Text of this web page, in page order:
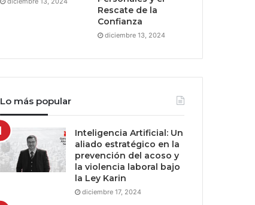
Rescate de la
Confianza
diciembre 13, 2024
Lo más popular
Inteligencia Artificial: Un
aliado estratégico en la
prevención del acoso y
la violencia laboral bajo
la Ley Karin
diciembre 17, 2024